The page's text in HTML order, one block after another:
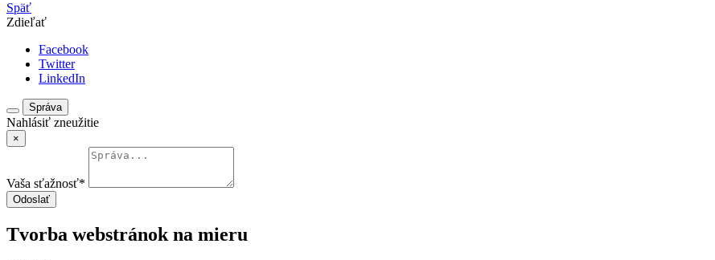
Späť
Zdieľať
Facebook
Twitter
LinkedIn
Správa
Nahlásiť zneužitie
×
Vaša sťažnosť*
Odoslať
Tvorba webstránok na mieru